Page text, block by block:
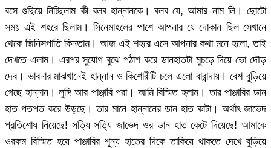
বসে গুছিয়ে নিচ্ছিলাম কী বলব হান্নানকে। বলব যে, আমার নাম লি। ছোটো
সময় এই শহরে ছিলাম। সিনেমাহলের পাশে আপনার যে দোকান ছিল সেখানে
থেকে জিনিসপাতি কিনতাম। আজ এই শহরে এসে আপনার কথা মনে হলো, তাই
দেখতে এলাম। এরপর সুযোগ বুঝে পঠাশ করে ডানহাতটা মুচড়ে দিয়ে ভো দৌড়
দেব। ভাবনার মাঝখানেই হান্নান ও কিশোরীটি চলে এলো বারান্দায়। বেশ বুড়িয়ে
গেছে হান্নান। লুঙ্গি আর পাঞ্জাবি পরা। আমি বিস্মিত হলাম। তার পাঞ্জাবির ডান
হাত পতপত করে উড়ছে। তার মানে হান্নানের ডান হাত কাটা। অর্থাৎ জাভেদ
প্রতিশোধ নিয়েছে! সত্যি সত্যি জাভেদ ওর ডান হাত কেটে দিয়েছে! আমাকে
ওরকম বিস্মিত হয়ে পাঞ্জাবির শূন্য হাতের দিকে তাকিয়ে থাকতে দেখে বুড়িয়ে